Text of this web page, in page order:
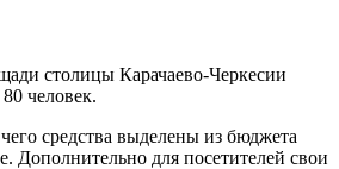
столицы Карачаево-Черкесии
человек.
средства выделены из бюджета
Дополнительно для посетителей свои